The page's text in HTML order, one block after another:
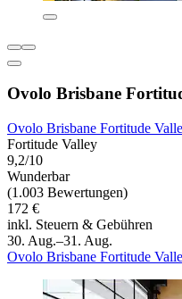
Ovolo Brisbane
Ovolo Brisbane Fortitude
Fortitude Valley
9,2/10
Wunderbar
(1.003 Bewertungen)
172 €
inkl. Steuern & Gebühren
30. Aug.–31. Aug.
Ovolo Brisbane Fortitude